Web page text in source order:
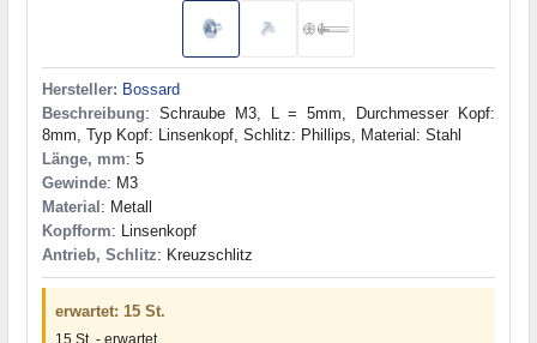
Hersteller: Bossard
Beschreibung: Schraube M3, L = 5mm, Durchmesser Kopf:
8mm, Typ Kopf: Linsenkopf, Schlitz: Phillips, Material: Stahl
Länge, mm: 5
Gewinde: M3
Material : Metall
Kopfform: Linsenkopf
Antrieb, Schlitz: Kreuzschlitz
erwartet: 15 St.
15 St. - erwartet